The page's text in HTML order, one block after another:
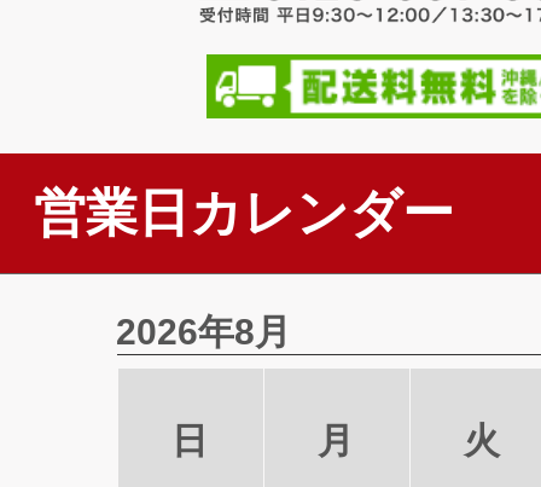
営業日カレンダー
2026年8月
日 月 火